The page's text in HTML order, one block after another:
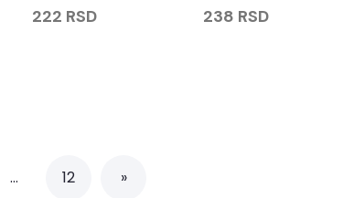
222 RSD 238 RSD
… 12 »